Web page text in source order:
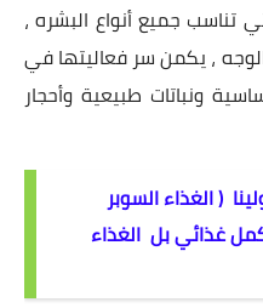
تناسب جميع أنواع البشره ،
، يكمن سر فعاليتها في
ونباتات طبيعية وأحجار
( الغذاء السوبر
غذائي بل الغذاء